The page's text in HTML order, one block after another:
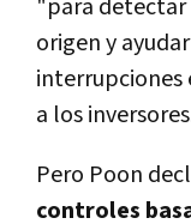
"para detectar
origen y
interrupciones
a los
Pero Poon
controles